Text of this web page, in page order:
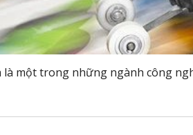
là một trong những ngành công